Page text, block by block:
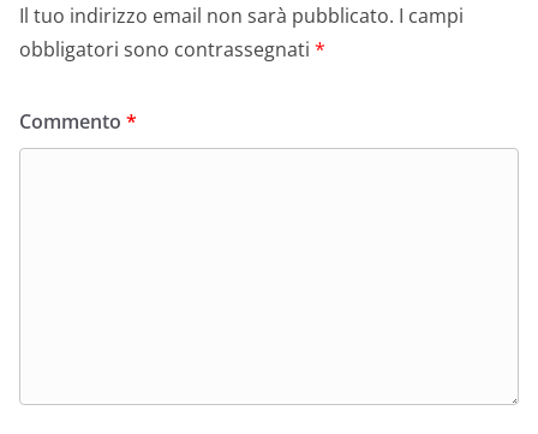
Il tuo indirizzo email non sarà pubblicato. I campi
obbligatori sono contrassegnati *
Commento *